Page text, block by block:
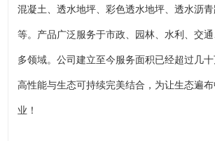
混凝土、透水地坪、彩色透水地坪、透水沥
等。产品广泛服务于市政、园林、水利、交
多领域。公司建立至今服务面积已经超过几
高性能与生态可持续完美结合，为让生态遍
业！